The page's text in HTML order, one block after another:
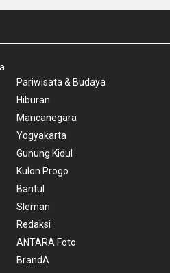
Pariwisata & Budaya
Hiburan
Mancanegara
Yogyakarta
Gunung Kidul
Kulon Progo
Bantul
Sleman
Redaksi
ANTARA Foto
BrandA